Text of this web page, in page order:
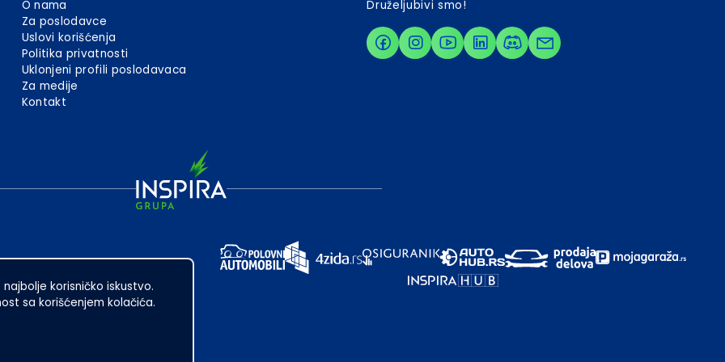
korisničko iskustvo.
sa korišćenjem kolačića.
O nama
Za poslodavce
Uslovi korišćenja
Politika privatnosti
Uklonjeni profili poslodavaca
Za medije
Kontakt
Druželjubivi smo!